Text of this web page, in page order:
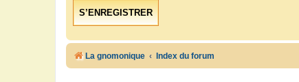
S’ENREGISTRER
La gnomonique Index du forum